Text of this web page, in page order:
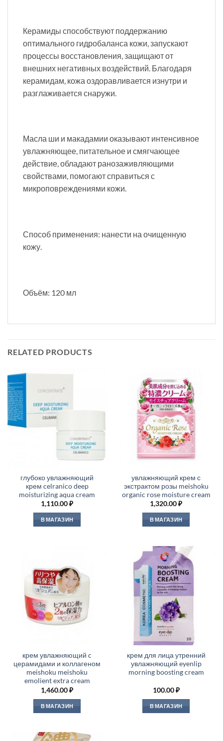
Керамиды способствуют поддержанию
оптимального гидробаланса кожи, запускают
процессы восстановления, защищают от
внешних негативных воздействий. Благодаря
керамидам, кожа оздоравливается изнутри и
разглаживается снаружи.
Масла ши и макадамии оказывают интенсивное
увлажняющее, питательное и смягчающее
действие, обладают ранозаживляющими
свойствами, помогают справиться с
микроповреждениями кожи.
Способ применения: нанести на очищенную
кожу.
Объём: 120 мл
RELATED PRODUCTS
глубоко увлажняющий
крем celranico deep
moisturizing aqua cream
1,110.00₽
В МАГАЗИН
увлажняющий крем с
экстрактом розы meishoku
organic rose moisture cream
1,320.00₽
В МАГАЗИН
крем увлажняющий c
церамидами и коллагеном
meishoku meishoku
emolient extra cream
1,460.00₽
В МАГАЗИН
крем для лица утренний
увлажняющий eyenlip
morning boosting cream
100.00₽
В МАГАЗИН